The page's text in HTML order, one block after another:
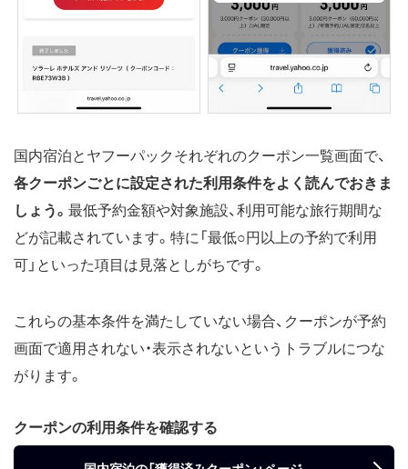
国内宿泊とヤフーパックそれぞれのクーポン一覧画面で、
各クーポンごとに設定された利用条件をよく読んでおきま
しょう。 最低予約金額や対象施設、利用可能な旅行期間な
どが記載されています。特に「最低○円以上の予約で利用
可」といった項目は見落としがちです。
これらの基本条件を満たしていない場合、クーポンが予約
画面で適用されない・表示されないというトラブルにつな
がります。
クーポンの利用条件を確認する